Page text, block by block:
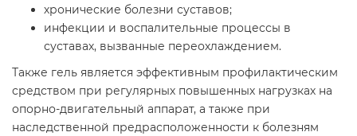
хронические болезни суставов;
инфекции и воспалительные процессы в
суставах, вызванные переохлаждением.
Также гель является эффективным профилактическим
средством при регулярных повышенных нагрузках на
опорно-двигательный аппарат, а также при
наследственной предрасположенности к болезням